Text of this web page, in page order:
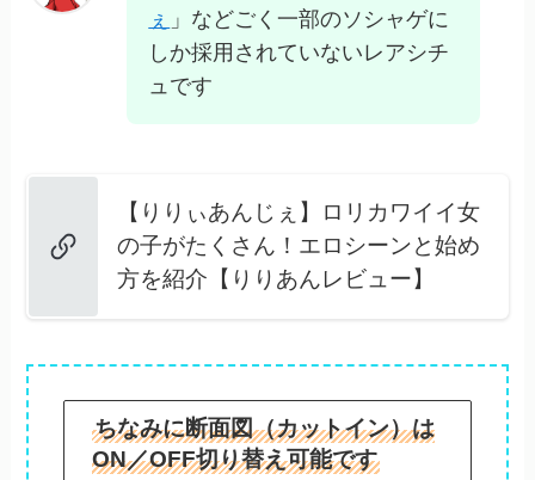
ぇ 」などごく一部のソシャゲに
しか採用されていないレアシチ
ュです
【りりぃあんじぇ】ロリカワイイ女
の子がたくさん！エロシーンと始め
方を紹介【りりあんレビュー】
ちなみに断面図（カットイン）は
ON／OFF切り替え可能です